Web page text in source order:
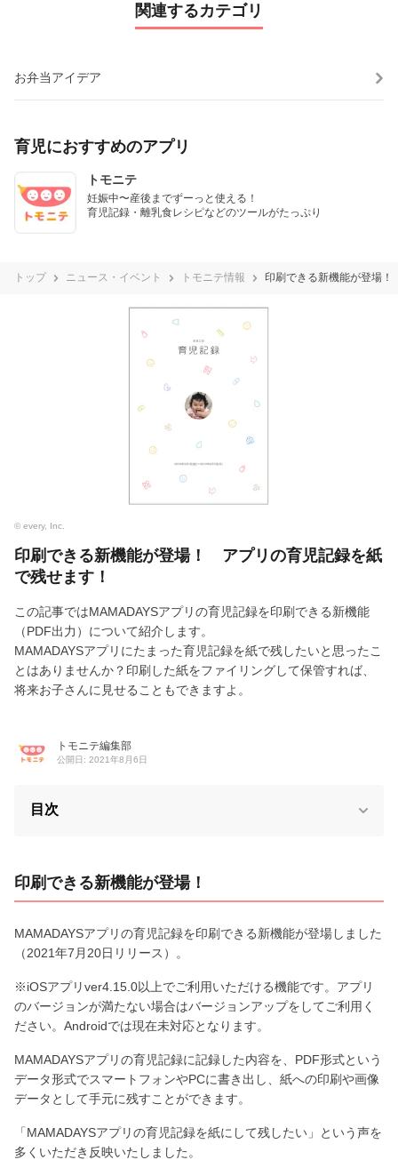
関連するカテゴリ
お弁当アイデア
育児におすすめのアプリ
トモニテ
妊娠中〜産後までずーっと使える！
育児記録・離乳食レシピなどのツールがたっぷり
トップ ニュース・イベント トモニテ情報 印刷できる新機能が登場
© every, Inc.
印刷できる新機能が登場！ アプリの育児記録を紙
で残せます！
この記事ではMAMADAYSアプリの育児記録を印刷できる新機能
（PDF出力）について紹介します。
MAMADAYSアプリにたまった育児記録を紙で残したいと思ったこ
とはありませんか？印刷した紙をファイリングして保管すれば、
将来お子さんに見せることもできますよ。
トモニテ編集部
公開日: 2021年8月6日
目次
印刷できる新機能が登場！
MAMADAYSアプリの育児記録を印刷できる新機能が登場しました
（2021年7月20日リリース）。
※iOSアプリver4.15.0以上でご利用いただける機能です。アプリ
のバージョンが満たない場合はバージョンアップをしてご利用く
ださい。Androidでは現在未対応となります。
MAMADAYSアプリの育児記録に記録した内容を、PDF形式という
データ形式でスマートフォンやPCに書き出し、紙への印刷や画像
データとして手元に残すことができます。
「MAMADAYSアプリの育児記録を紙にして残したい」という声を
多くいただき反映いたしました。